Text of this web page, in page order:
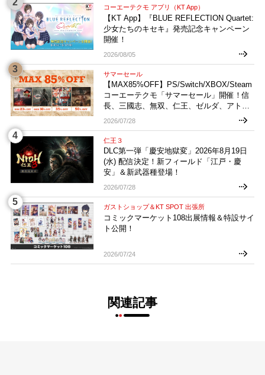
コーエーテクモ アプリ（KT App）
【KT App】『BLUE REFLECTION Quartet:
少女たちのキセキ』発売記念キャンペーン
開催！
2026/08/05
サマーセール
【MAX85%OFF】PS/Switch/XBOX/Steam
コーエーテクモ「サマーセール」開催！信
長、三國志、無双、仁王、ゼルダ、アトリ
エなどお買い得多数！
2026/07/28
仁王３
DLC第一弾「慶安地獄変」2026年8月19日
(水) 配信決定！新フィールド「江戸・慶
安」＆新武器種登場！
2026/07/28
ガストショップ＆KT SPOT 出張所
コミックマーケット108出展情報＆特設サイ
ト公開！
2026/07/24
関連記事